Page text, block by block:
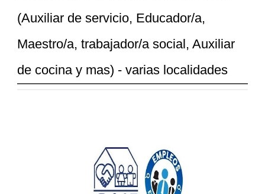
(Auxiliar de servicio, Educador/a,
Maestro/a, trabajador/a social, Auxiliar
de cocina y mas) - varias localidades